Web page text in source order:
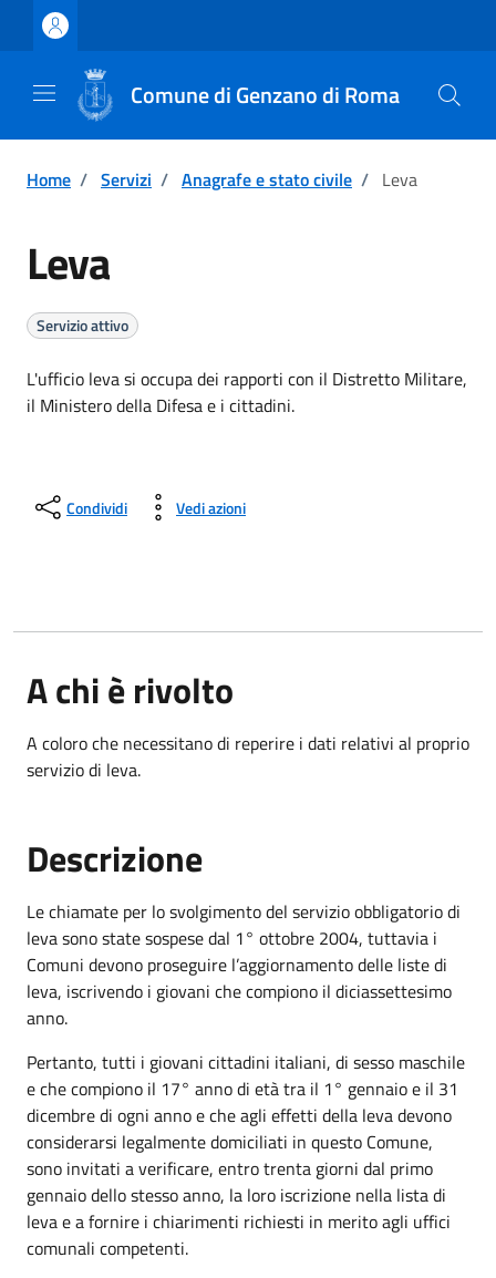
Vai ai contenuti
Vai al footer
Comune di Genzano di Roma
Home / Servizi / Anagrafe e stato civile / Leva
Leva
Servizio attivo
L'ufficio leva si occupa dei rapporti con il Distretto Militare,
il Ministero della Difesa e i cittadini.
Condividi Vedi azioni
A chi è rivolto
A coloro che necessitano di reperire i dati relativi al proprio
servizio di leva.
Descrizione
Le chiamate per lo svolgimento del servizio obbligatorio di
leva sono state sospese dal 1° ottobre 2004, tuttavia i
Comuni devono proseguire l’aggiornamento delle liste di
leva, iscrivendo i giovani che compiono il diciassettesimo
anno.
Pertanto, tutti i giovani cittadini italiani, di sesso maschile
e che compiono il 17° anno di età tra il 1° gennaio e il 31
dicembre di ogni anno e che agli effetti della leva devono
considerarsi legalmente domiciliati in questo Comune,
sono invitati a verificare, entro trenta giorni dal primo
gennaio dello stesso anno, la loro iscrizione nella lista di
leva e a fornire i chiarimenti richiesti in merito agli uffici
comunali competenti.